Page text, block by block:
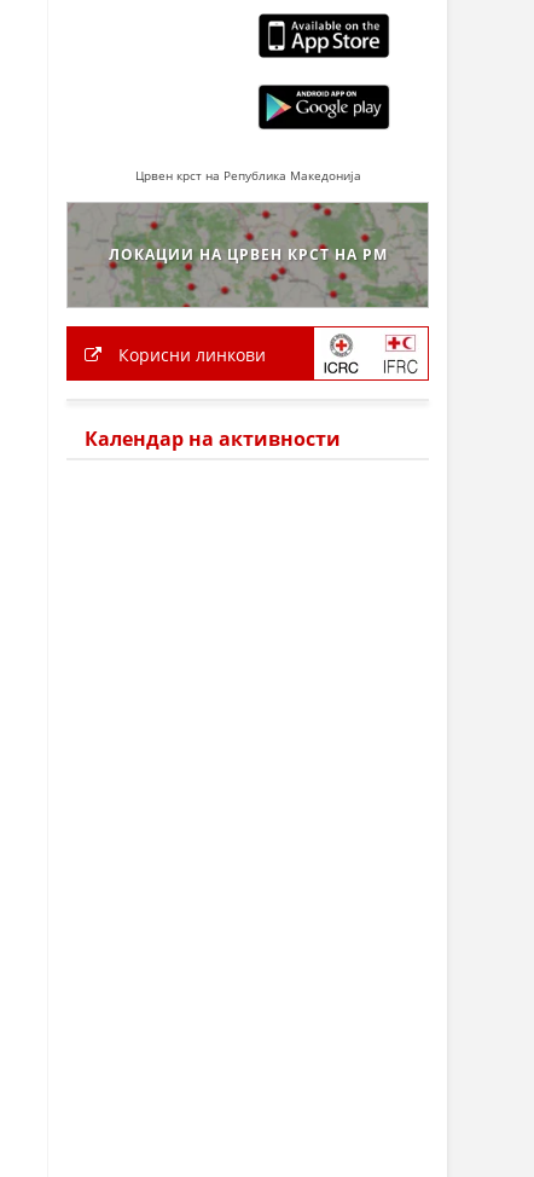
Црвен крст на Република Македонија
ЛОКАЦИИ НА ЦРВЕН КРСТ НА РМ
Корисни линкови
Календар на активности